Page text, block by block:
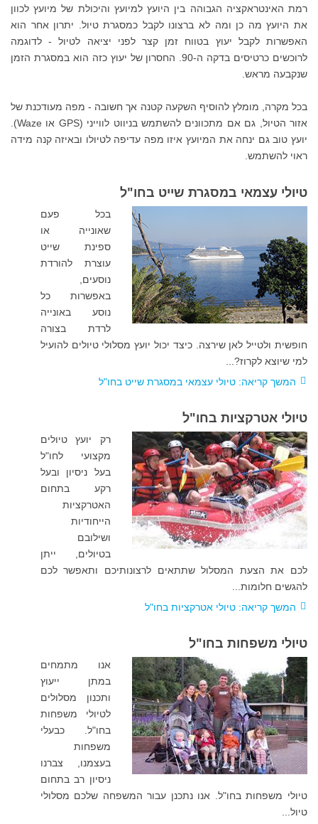
רמת האינטראקציה הגבוהה בין היועץ למיועץ והיכולת של מיועץ לכוון
את היועץ מה כן ומה לא ברצונו לקבל כמסגרת טיול. יתרון אחר הוא
האפשרות לקבל יעוץ בטווח זמן קצר לפני יציאה לטיול - לדוגמה
לרוכשים כרטיסים בדקה ה-90. החסרון של יעוץ כזה הוא במסגרת הזמן
שנקבעה מראש.
בכל מקרה, מומלץ להוסיף השקעה קטנה אך חשובה - מפה מעודכנת של
אזור הטיול, גם אם מתכוונים להשתמש בניווט לווייני (GPS או Waze).
יועץ טוב גם ינחה את המיועץ איזו מפה עדיפה לטיולו ובאיזה קנה מידה
ראוי להשתמש.
טיולי עצמאי במסגרת שייט בחו"ל
בכל פעם
שאונייה או
ספינת שייט
עוצרת להורדת
נוסעים,
באפשרות כל
נוסע באונייה
לרדת בצורה
חופשית ולטייל לאן שירצה. כיצד יכול יועץ מסלולי טיולים להועיל
למי שיוצא לקרוז?
המשך קריאה: טיולי עצמאי במסגרת שייט בחו"ל
טיולי אטרקציות בחו"ל
רק יועץ טיולים
מקצועי לחו"ל
בעל ניסיון ובעל
רקע בתחום
האטרקציות
הייחודיות
ושילובם
בטיולים, ייתן
לכם את הצעת המסלול שתתאים לרצונותיכם ותאפשר לכם
להגשים חלומות..
המשך קריאה: טיולי אטרקציות בחו"ל
טיולי משפחות בחו"ל
אנו מתמחים
במתן ייעוץ
ותכנון מסלולים
לטיולי משפחות
בחו"ל. כבעלי
משפחות
בעצמנו, צברנו
ניסיון רב בתחום
טיולי משפחות בחו"ל. אנו נתכנן עבור המשפחה שלכם מסלולי
טיול..